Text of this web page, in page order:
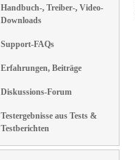
Handbuch-, Treiber-, Video-
Downloads
Support-FAQs
Erfahrungen, Beiträge
Diskussions-Forum
Testergebnisse aus Tests &
Testberichten